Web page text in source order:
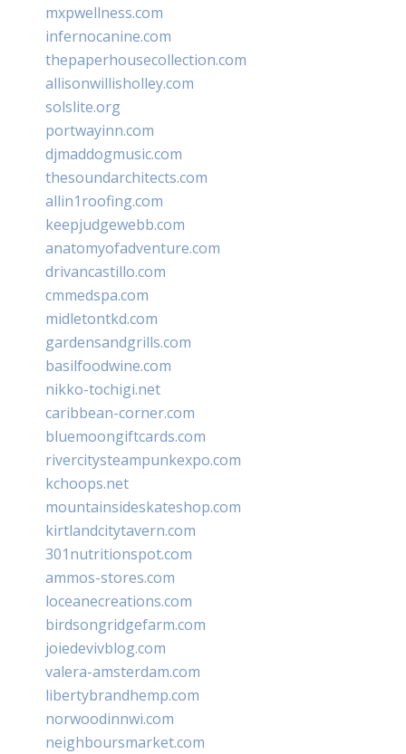
mxpwellness.com
infernocanine.com
thepaperhousecollection.com
allisonwillisholley.com
solslite.org
portwayinn.com
djmaddogmusic.com
thesoundarchitects.com
allin1roofing.com
keepjudgewebb.com
anatomyofadventure.com
drivancastillo.com
cmmedspa.com
midletontkd.com
gardensandgrills.com
basilfoodwine.com
nikko-tochigi.net
caribbean-corner.com
bluemoongiftcards.com
rivercitysteampunkexpo.com
kchoops.net
mountainsideskateshop.com
kirtlandcitytavern.com
301nutritionspot.com
ammos-stores.com
loceanecreations.com
birdsongridgefarm.com
joiedevivblog.com
valera-amsterdam.com
libertybrandhemp.com
norwoodinnwi.com
neighboursmarket.com